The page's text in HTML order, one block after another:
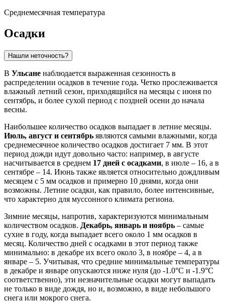
Среднемесячная температура
Осадки
Нашли неточность?
В Ульсане наблюдается выраженная сезонность в
распределении осадков в течение года. Четко прослеживается
влажный летний сезон, приходящийся на месяцы с июня по
сентябрь, и более сухой период с поздней осени до начала
весны.
Наибольшее количество осадков выпадает в летние месяцы.
Июль, август и сентябрь являются самыми влажными, когда
среднемесячное количество осадков достигает 7 мм. В этот
период дожди идут довольно часто: например, в августе
насчитывается в среднем 17 дней с осадками, в июле – 16, а в
сентябре – 14. Июнь также является относительно дождливым
месяцем с 5 мм осадков и примерно 10 днями, когда они
возможны. Летние осадки, как правило, более интенсивные,
что характерно для муссонного климата региона.
Зимние месяцы, напротив, характеризуются минимальным
количеством осадков. Декабрь, январь и ноябрь – самые
сухие в году, когда выпадает всего около 1 мм осадков в
месяц. Количество дней с осадками в этот период также
минимально: в декабре их всего около 3, в ноябре – 4, а в
январе – 5. Учитывая, что средние минимальные температуры
в декабре и январе опускаются ниже нуля (до -1.0°C и -1.9°C
соответственно), эти незначительные осадки могут выпадать
не только в виде дождя, но и, возможно, в виде небольшого
снега или мокрого снега.